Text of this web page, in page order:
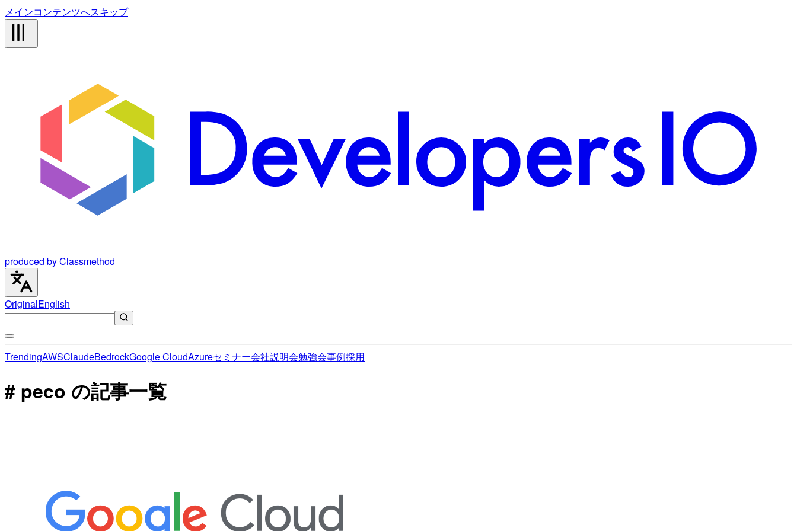
メインコンテンツへスキップ
produced by Classmethod
OriginalEnglish
TrendingAWSClaudeBedrockGoogle CloudAzureセミナー会社説明会勉強会事例採用
# peco の記事一覧